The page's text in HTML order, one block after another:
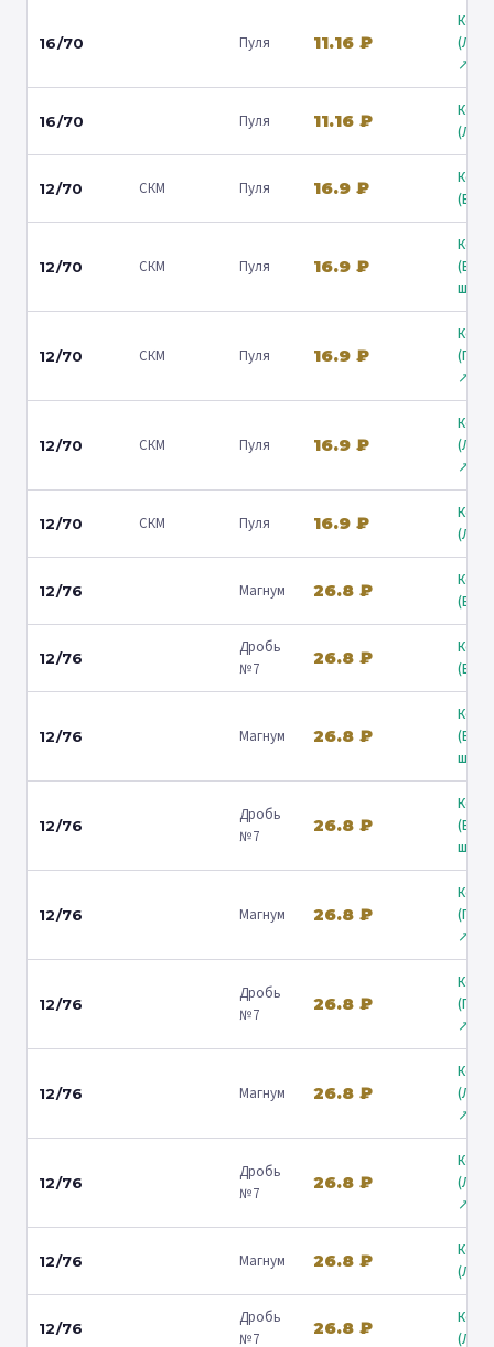
16/70 Пуля 11.16 ₽
↗
16/70 Пуля 11.16 ₽
12/70 СКМ Пуля 16.9 ₽
12/70 СКМ Пуля 16.9 ₽
ш.) ↗
12/70 СКМ Пуля 16.9 ₽
↗
12/70 СКМ Пуля 16.9 ₽
↗
12/70 СКМ Пуля 16.9 ₽
12/76 Магнум 26.8 ₽
12/76
Дробь
№7
26.8 ₽
12/76 Магнум 26.8 ₽
ш.) ↗
12/76
Дробь
№7
26.8 ₽
ш.) ↗
12/76 Магнум 26.8 ₽
↗
12/76
Дробь
№7
26.8 ₽
↗
12/76 Магнум 26.8 ₽
↗
12/76
Дробь
№7
26.8 ₽
↗
12/76 Магнум 26.8 ₽
12/76
Дробь
№7
26.8 ₽